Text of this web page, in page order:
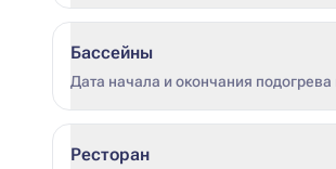
Бассейны
Дата начала и окончания
Ресторан